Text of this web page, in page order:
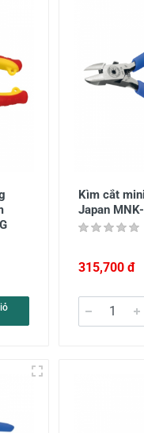
Kìm cắt
Japan
315,700 đ